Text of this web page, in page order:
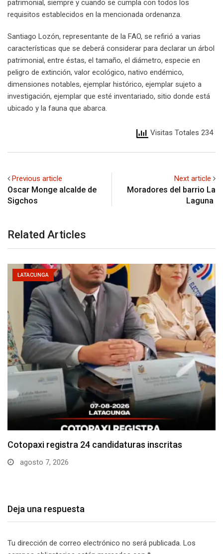
patrimonial, siempre y cuando se cumpla con todos los
requisitos establecidos en la mencionada ordenanza.
Santiago Lozón, representante de la FAO, se refirió a varias
características que se deberá considerar para declarar un árbol
patrimonial, entre éstas, el tamaño, el diámetro, especie en
peligro de extinción, valor ecológico, nativo endémico,
dimensiones notables, ejemplar histórico, ejemplar sujeto a
investigación, ejemplar que esté inventariado, sitio donde está
ubicado y la fauna que abarca.
Visitas Totales 234
Previous article
Oscar Monge alcalde de
Sigchos
Next article
Moradores del barrio La
Laguna
Related Articles
LATACUNGA
Parque Nacional Cotopaxi espera alta afluencia de
visitantes…
Deja una respuesta
Tu dirección de correo electrónico no será publicada. Los